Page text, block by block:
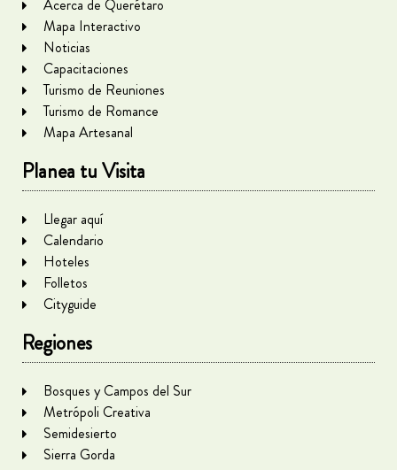
Acerca de Querétaro
Mapa Interactivo
Noticias
Capacitaciones
Turismo de Reuniones
Turismo de Romance
Mapa Artesanal
Planea tu Visita
Llegar aquí
Calendario
Hoteles
Folletos
Cityguide
Regiones
Bosques y Campos del Sur
Metrópoli Creativa
Semidesierto
Sierra Gorda